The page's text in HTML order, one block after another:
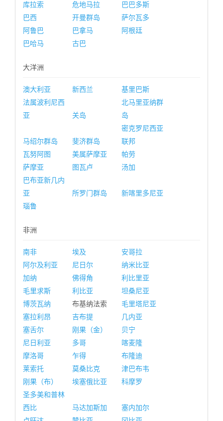
库拉索
危地马拉
巴巴多斯
巴西
开曼群岛
萨尔瓦多
阿鲁巴
巴拿马
阿根廷
巴哈马
古巴
大洋洲
澳大利亚 新西兰
基里巴斯
法属波利尼西
亚
关岛
北马里亚纳群
岛
马绍尔群岛 斐济群岛
密克罗尼西亚
联邦
瓦努阿图
美属萨摩亚
帕劳
萨摩亚
图瓦卢
汤加
巴布亚新几内
亚
所罗门群岛
新喀里多尼亚
瑙鲁
非洲
南非 埃及
安哥拉
阿尔及利亚
尼日尔
纳米比亚
加纳
佛得角
利比里亚
毛里求斯
利比亚
坦桑尼亚
博茨瓦纳
布基纳法索
毛里塔尼亚
塞拉利昂
吉布提
几内亚
塞舌尔
刚果（金）
贝宁
尼日利亚
多哥
喀麦隆
摩洛哥
乍得
布隆迪
莱索托
莫桑比克
津巴布韦
刚果（布）
埃塞俄比亚
科摩罗
圣多美和普林
西比
马达加斯加
塞内加尔